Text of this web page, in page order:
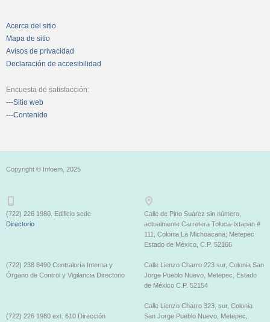
Acerca del sitio
Mapa de sitio
Avisos de privacidad
Declaración de accesibilidad
Encuesta de satisfacción:
---Sitio web
---Contenido
Copyright © Infoem, 2025
(722) 226 1980. Edificio sede
Directorio
(722) 238 8490 Contraloría Interna y
Órgano de Control y Vigilancia Directorio
(722) 226 1980 ext. 610 Dirección
Calle de Pino Suárez sin número,
actualmente Carretera Toluca-Ixtapan #
111, Colonia La Michoacana; Metepec
Estado de México, C.P. 52166
Calle Lienzo Charro 223 sur, Colonia San
Jorge Pueblo Nuevo, Metepec, Estado
de México C.P. 52154
Calle Lienzo Charro 323, sur, Colonia
San Jorge Pueblo Nuevo, Metepec,